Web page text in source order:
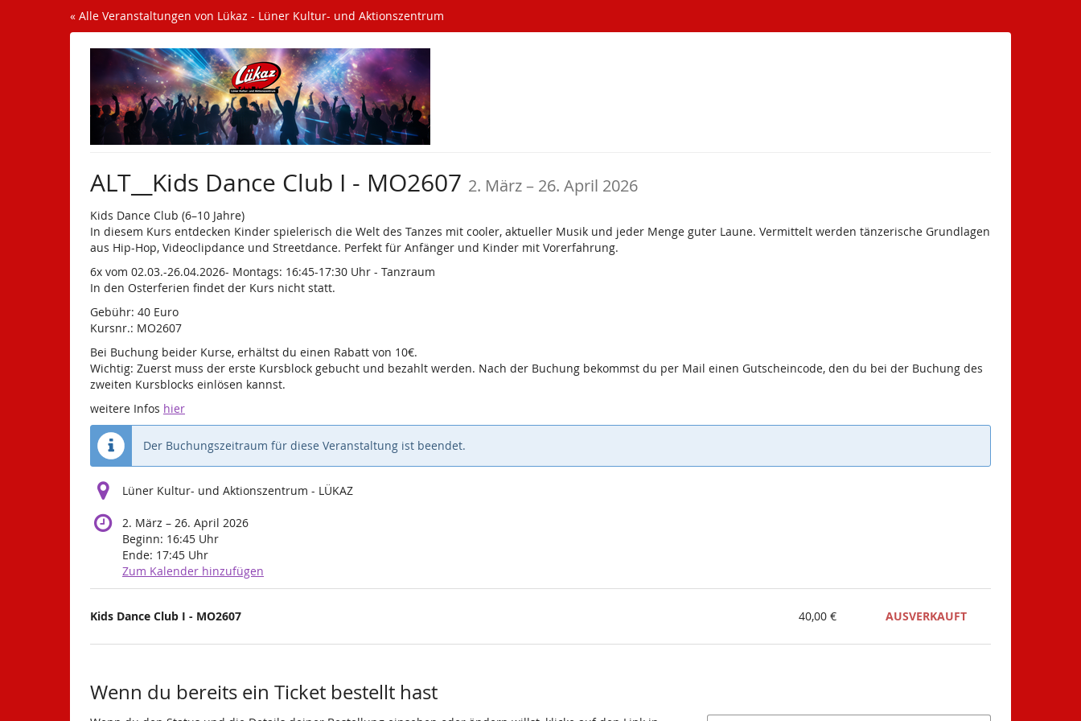
« Alle Veranstaltungen von Lükaz - Lüner Kultur- und Aktionszentrum
ALT__Kids Dance Club I - MO2607 2. März– bis
26. April 2026
Kids Dance Club (6–10 Jahre)
In diesem Kurs entdecken Kinder spielerisch die Welt des Tanzes mit cooler, aktueller Musik und jeder Menge guter Laune. Vermittelt werden tänzerische Grundlagen
aus Hip-Hop, Videoclipdance und Streetdance. Perfekt für Anfänger und Kinder mit Vorerfahrung.
6x vom 02.03.-26.04.2026- Montags: 16:45-17:30 Uhr - Tanzraum
In den Osterferien findet der Kurs nicht statt.
Gebühr: 40 Euro
Kursnr.: MO2607
Bei Buchung beider Kurse, erhältst du einen Rabatt von 10€.
Wichtig: Zuerst muss der erste Kursblock gebucht und bezahlt werden. Nach der Buchung bekommst du per Mail einen Gutscheincode, den du bei der Buchung des
zweiten Kursblocks einlösen kannst.
weitere Infos hier
Der Buchungszeitraum für diese Veranstaltung ist beendet.
Lüner Kultur- und Aktionszentrum - LÜKAZ
2. März –bis
26. April 2026
Beginn: 16:45 Uhr
Ende: 17:45 Uhr
Zum Kalender hinzufügen
Produkte
Kids Dance Club I - MO2607 40,00 € AUSVERKAUFT
Wenn du bereits ein Ticket bestellt hast